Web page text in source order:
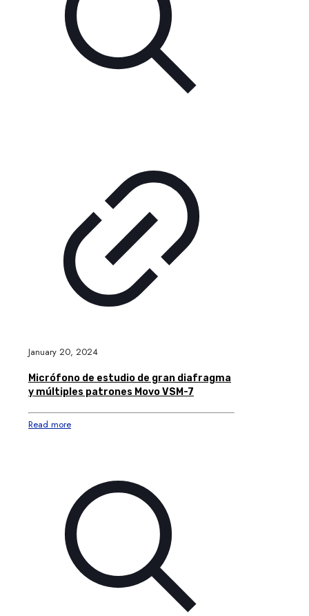
January 20, 2024
Micrófono de estudio de gran diafragma
y múltiples patrones Movo VSM-7
Read more